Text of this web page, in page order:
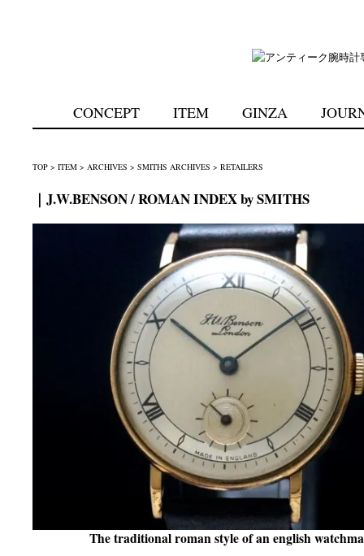
CONCEPT ITEM GINZA
TOP > ITEM > ARCHIVES > SMITHS ARCHIVES > RETAILERS
｜J.W.BENSON / ROMAN INDEX by SMITHS
The traditional roman style of an english